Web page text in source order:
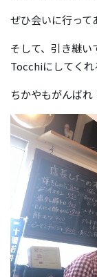
ぜひ会いに行っ
そして、引き継
Tocchiにしてくれ
ちかやもがんばれ